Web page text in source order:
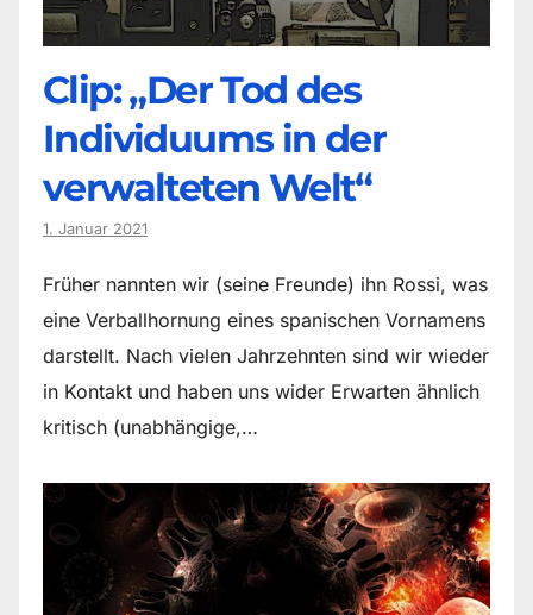
Clip: „Der Tod des
Individuums in der
verwalteten Welt“
1. Januar 2021
Früher nannten wir (seine Freunde) ihn Rossi, was
eine Verballhornung eines spanischen Vornamens
darstellt. Nach vielen Jahrzehnten sind wir wieder
in Kontakt und haben uns wider Erwarten ähnlich
kritisch (unabhängige,…